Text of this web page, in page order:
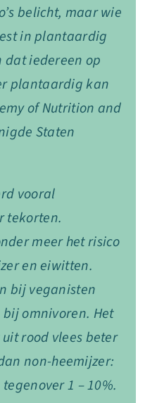
belicht, maar wie
in plantaardig
iedereen op
plantaardig kan
of Nutrition and
Staten
vooral
tekorten.
meer het risico
en eiwitten.
bij veganisten
omnivoren. Het
rood vlees beter
non-heemijzer:
1 – 10%.